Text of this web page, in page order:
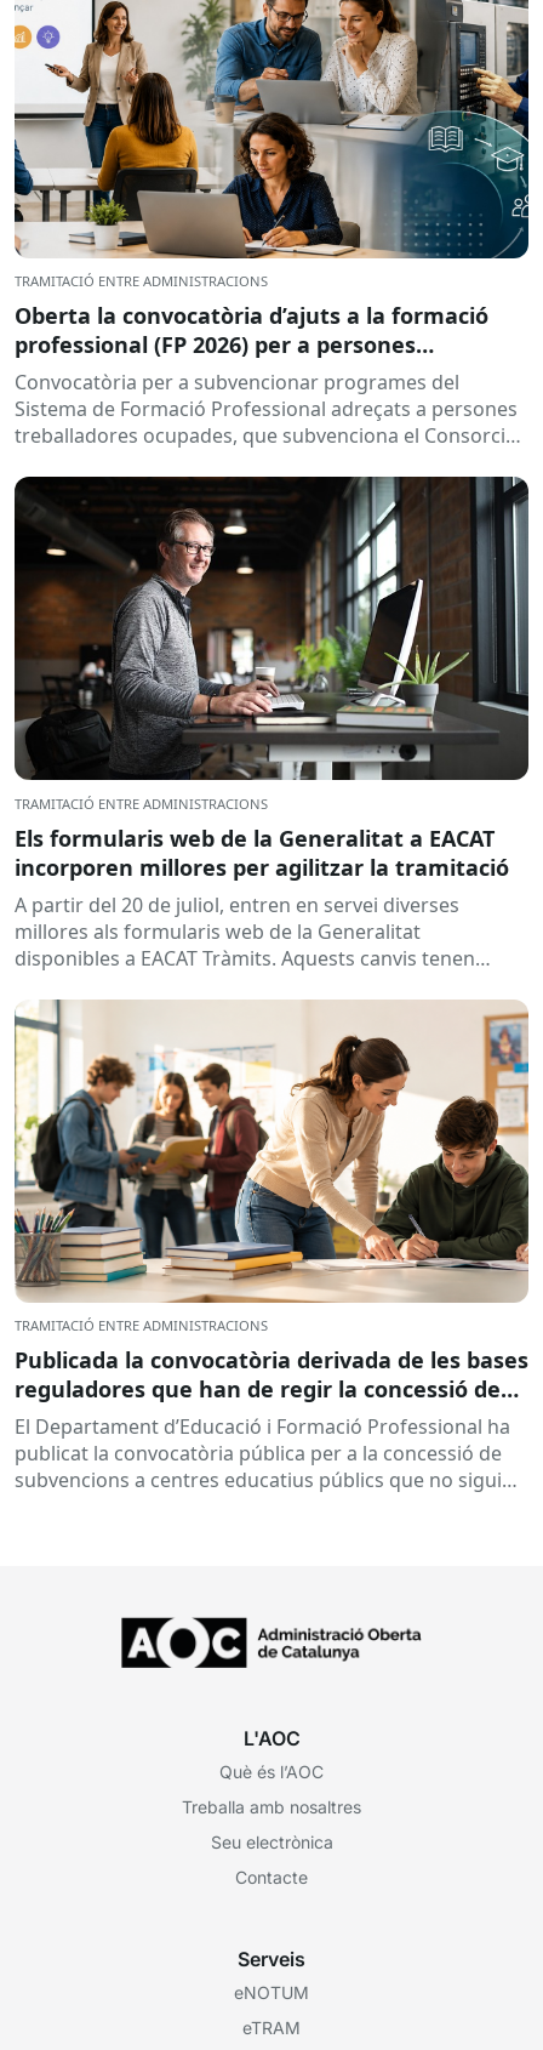
TRAMITACIÓ ENTRE ADMINISTRACIONS
Oberta la convocatòria d’ajuts a la formació
professional (FP 2026) per a persones
treballadores ocupades
Convocatòria per a subvencionar programes del
Sistema de Formació Professional adreçats a persones
treballadores ocupades, que subvenciona el Consorci
TRAMITACIÓ ENTRE ADMINISTRACIONS
Els formularis web de la Generalitat a EACAT
incorporen millores per agilitzar la tramitació
A partir del 20 de juliol, entren en servei diverses
millores als formularis web de la Generalitat
disponibles a EACAT Tràmits. Aquests canvis tenen
TRAMITACIÓ ENTRE ADMINISTRACIONS
Publicada la convocatòria derivada de les bases
reguladores que han de regir la concessió de
subvencions a centres educatius, per al
desenvolupament de programes de formació i
inserció, durant el curs 2026-2027
El Departament d’Educació i Formació Professional ha
publicat la convocatòria pública per a la concessió de
subvencions a centres educatius públics que no siguin
L'AOC
Què és l’AOC
Treballa amb nosaltres
Seu electrònica
Contacte
Serveis
eNOTUM
eTRAM